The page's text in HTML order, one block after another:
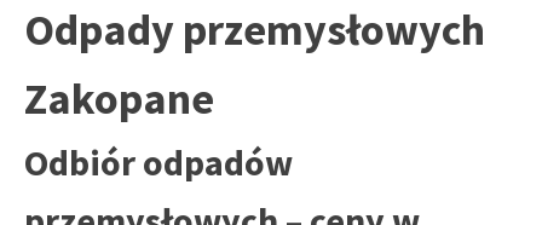
Odpady przemysłowych
Zakopane
Odbiór odpadów